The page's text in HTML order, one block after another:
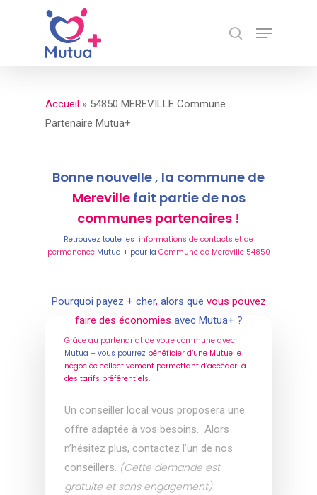
search
Menu
Accueil » 54850 MEREVILLE Commune
Partenaire Mutua+
Bonne nouvelle , la commune de
Merevillefait partie de nos
communes partenaires !
Retrouvez toute les informations de contacts et de
permanence Mutua + pour la Commune de Mereville 54850
Pourquoi payez + cher,alors que vous pouvez
faire des économies avec Mutua+ ?
Grâce au partenariat de votre commune avec
Mutua + vous pourrez bénéficier d’une Mutuelle
négociée collectivement permettant d’accéder à
des tarifs préférentiels.
Un conseiller local vous proposera une
offre adaptée à vos besoins. Alors
n’hésitez plus, contactez l’un de nos
conseillers. (Cette demande est
gratuite et sans engagement)